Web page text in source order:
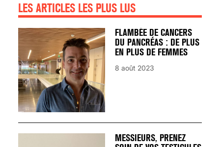
LES ARTICLES LES PLUS LUS
FLAMBÉE DE CANCERS
DU PANCRÉAS : DE PLUS
EN PLUS DE FEMMES
8 août 2023
MESSIEURS, PRENEZ